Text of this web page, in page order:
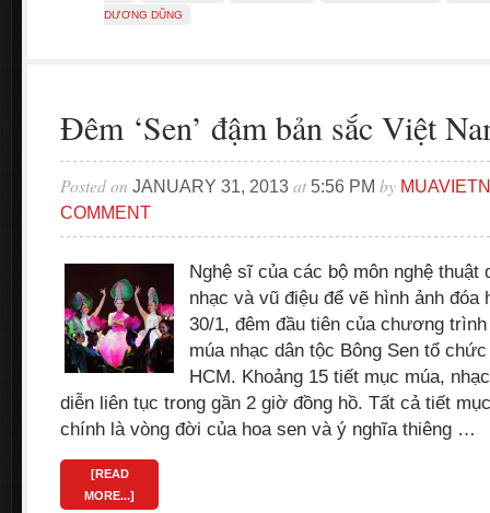
DƯƠNG DŨNG
Đêm ‘Sen’ đậm bản sắc Việt
Posted on JANUARY 31, 2013 at 5:56 PM by
COMMENT
Nghệ sĩ của các bộ môn nghệ thuật
nhạc và vũ điệu để vẽ hình ảnh đóa
30/1, đêm đầu tiên của chương
múa nhạc dân tộc Bông Sen tổ
HCM. Khoảng 15 tiết mục múa,
diễn liên tục trong gần 2 giờ đồng hồ. Tất cả tiết
chính là vòng đời của hoa sen và ý nghĩa thiêng …
[READ
MORE...]